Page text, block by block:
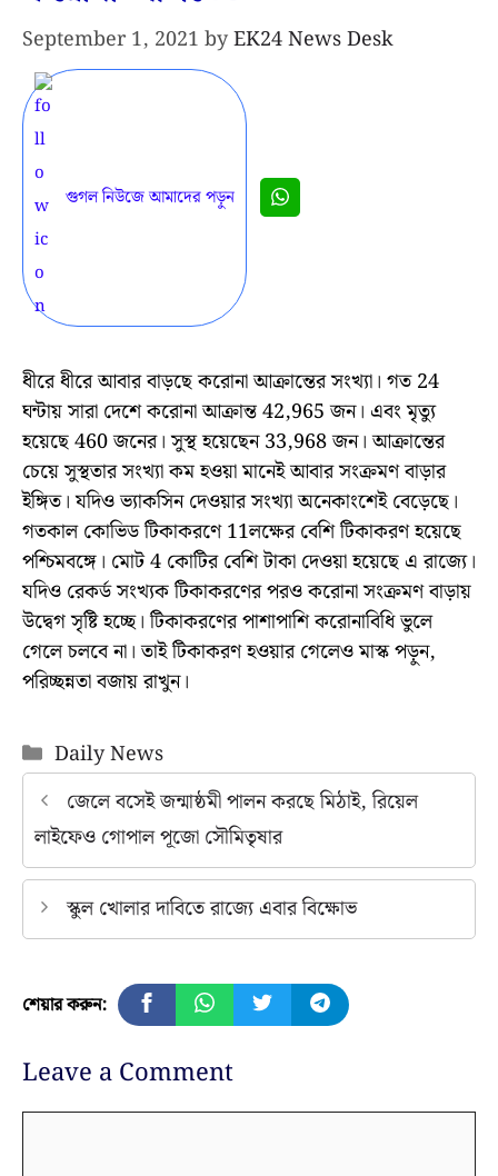
September 1, 2021 byEK24 News Desk
গুগল নিউজে আমাদের পড়ুন
ধীরে ধীরে আবার বাড়ছে করোনা আক্রান্তের সংখ্যা। গত 24
ঘন্টায় সারা দেশে করোনা আক্রান্ত 42,965 জন। এবং মৃত্যু
হয়েছে 460 জনের। সুস্থ হয়েছেন 33,968 জন। আক্রান্তের
চেয়ে সুস্থতার সংখ্যা কম হওয়া মানেই আবার সংক্রমণ বাড়ার
ইঙ্গিত। যদিও ভ্যাকসিন দেওয়ার সংখ্যা অনেকাংশেই বেড়েছে।
গতকাল কোভিড টিকাকরণে 11লক্ষের বেশি টিকাকরণ হয়েছে
পশ্চিমবঙ্গে। মোট 4 কোটির বেশি টাকা দেওয়া হয়েছে এ রাজ্যে।
যদিও রেকর্ড সংখ্যক টিকাকরণের পরও করোনা সংক্রমণ বাড়ায়
উদ্বেগ সৃষ্টি হচ্ছে। টিকাকরণের পাশাপাশি করোনাবিধি ভুলে
গেলে চলবে না। তাই টিকাকরণ হওয়ার গেলেও মাস্ক পড়ুন,
পরিচ্ছন্নতা বজায় রাখুন।
Categories
Daily News
জেলে বসেই জন্মাষ্ঠমী পালন করছে মিঠাই, রিয়েল
লাইফেও গোপাল পূজো সৌমিতৃষার
স্কুল খোলার দাবিতে রাজ্যে এবার বিক্ষোভ
শেয়ার করুন:
Leave a Comment